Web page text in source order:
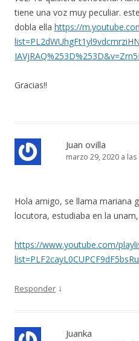
tiene una voz muy peculiar.
dobla ella https://
Gracias!!
Juan ovilla
marzo 29, 2020 a las
Hola amigo, se llama mariana
locutora, estudiaba en la unam,
https://www.youtube.com/
Responder ↓
Juanka